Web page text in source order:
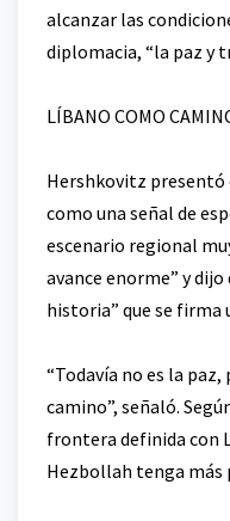
alcanzar las
diplomacia, “la paz y
LÍBANO COMO
Hershkovitz presentó
como una señal de
escenario regional
avance enorme” y
historia” que se
“Todavía no es la
camino”, señaló.
frontera definida con
Hezbollah tenga más